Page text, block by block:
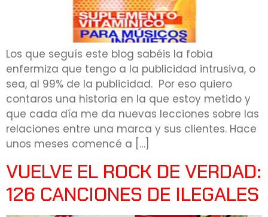
Los que seguís este blog sabéis la fobia
enfermiza que tengo a la publicidad intrusiva, o
sea, al 99% de la publicidad. Por eso quiero
contaros una historia en la que estoy metido y
que cada día me da nuevas lecciones sobre las
relaciones entre una marca y sus clientes. Hace
unos meses comencé a […]
VUELVE EL ROCK DE VERDAD:
126 CANCIONES DE ILEGALES